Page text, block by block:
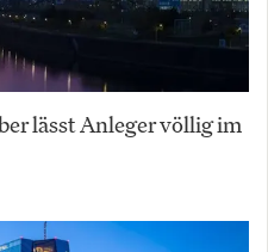
lässt Anleger völlig im